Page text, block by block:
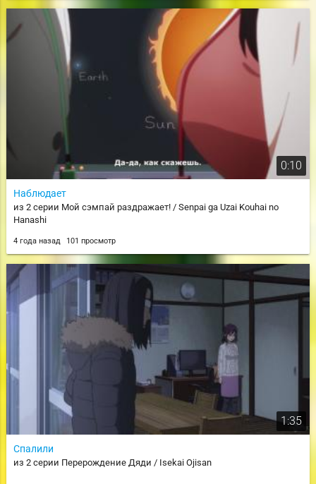
0:10
Наблюдает
из 2 серии Мой сэмпай раздражает! / Senpai ga Uzai Kouhai no
Hanashi
4 года назад 101 просмотр
1:35
Спалили
из 2 серии Перерождение Дяди / Isekai Ojisan